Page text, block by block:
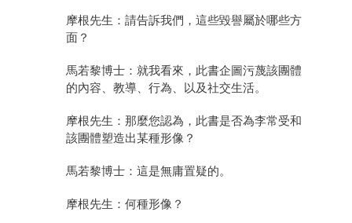
摩根先生：請告訴我們，這些毀譽屬於哪些方
面？
馬若黎博士：就我看來，此書企圖污蔑該團體
的內容、教導、行為、以及社交生活。
摩根先生：那麼您認為，此書是否為李常受和
該團體塑造出某種形像？
馬若黎博士：這是無庸置疑的。
摩根先生：何種形像？